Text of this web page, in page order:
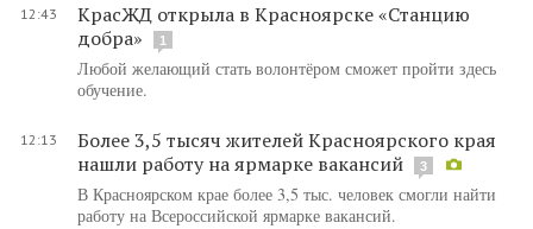
12:43
КрасЖД открыла в Красноярске «Станцию
добра»
1
Любой желающий стать волонтёром сможет пройти здесь
обучение.
12:13
Более 3,5 тысяч жителей Красноярского края
нашли работу на ярмарке вакансий
3
В Красноярском крае более 3,5 тыс. человек смогли найти
работу на Всероссийской ярмарке вакансий.